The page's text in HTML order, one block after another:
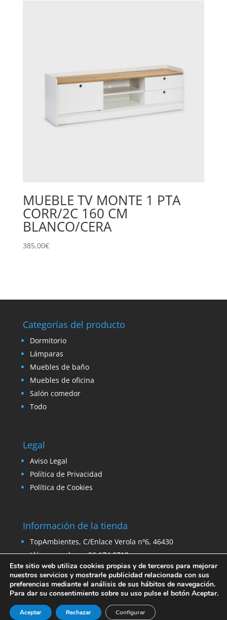
MUEBLE TV MONTE 1 PTA
CORR/2C 160 CM
BLANCO/CERA
385,00€
Categorías del producto
Dormitorio
Lámparas
Muebles de baño
Muebles de oficina
Salón comedor
Todo
Legal
Aviso Legal
Política de Privacidad
Política de Cookies
Información de la tienda
TopAmbientes, C/Enlace Verola nº6, 46430
Llámanos ahora: 96 174 0712
Email:ventas@venta-stock.com
© 2021 - Topambientes
Este sitio web utiliza cookies propias y de terceros para mejorar
nuestros servicios y mostrarle publicidad relacionada con sus
preferencias mediante el análisis de sus hábitos de navegación.
Para dar su consentimiento sobre su uso pulse el botón Aceptar.
Aceptar Rechazar Configurar